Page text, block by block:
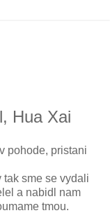
Hua Xai
pohode, pristani
sme se vydali
a nabidl nam
tmou.